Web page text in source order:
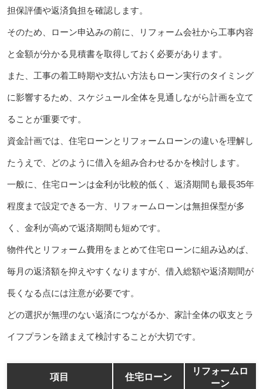
担保評価や返済負担を確認します。
そのため、ローン申込みの前に、リフォーム会社から工事内容
と金額が分かる見積書を取得しておく必要があります。
また、工事の着工時期や支払い方法もローン実行のタイミング
に影響するため、スケジュール全体を見通しながら計画を立て
ることが重要です。
資金計画では、住宅ローンとリフォームローンの違いを理解し
たうえで、どのように借入を組み合わせるかを検討します。
一般に、住宅ローンは金利が比較的低く、返済期間も最長35年
程度まで設定できる一方、リフォームローンは無担保型が多
く、金利が高めで返済期間も短めです。
物件代とリフォーム費用をまとめて住宅ローンに組み込めば、
毎月の返済額を抑えやすくなりますが、借入総額や返済期間が
長くなる点には注意が必要です。
どの選択が無理のない返済につながるか、家計全体の収支とラ
イフプランを踏まえて検討することが大切です。
項目 住宅ローン
リフォームロ
ーン